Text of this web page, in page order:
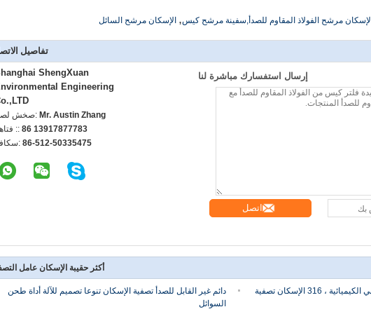
الإسكان مرشح الفولاذ المقاوم للصدأ,سفينة مرشح كيس, الإسكان مرشح السائل
تفاصيل
ShengXuan
Engineering
اتصل Mr. Austin Zhang
86 13917877783
86-512-50335475
إرسال استفسارك مباشرة لنا
اتصل
أكثر حقيبة الإسكان عامل
دائم غير القابل للصدأ تصفية الإسكان تنوعا تصميم للآلة أداة طحن
السوائل
حقيبة تصفية كيس مدخل جانبي الكيميائية ، 316 الإسكان تصفية